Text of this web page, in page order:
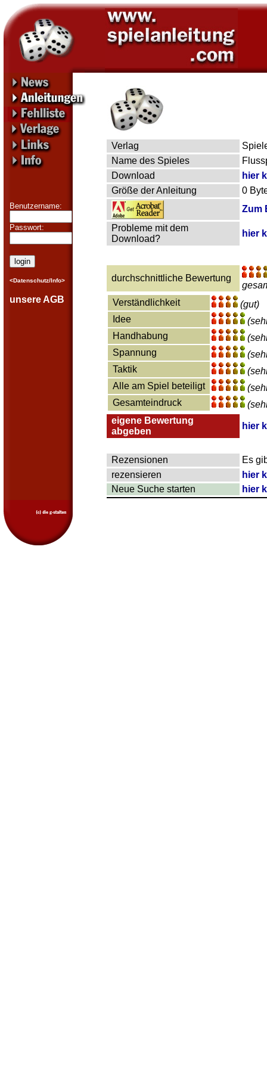
Benutzername:
Passwort:
<Datenschutz/Info>
unsere AGB
Verlag
Name des Spieles
Download
hier
Größe der Anleitung
0
Zum
Probleme mit dem
Download?
hier
durchschnittliche Bewertung
Verständlichkeit
(gut)
Idee
Handhabung
Spannung
Taktik
Alle am Spiel beteiligt
Gesamteindruck
eigene Bewertung
abgeben
hier
Rezensionen
Es
rezensieren
hier
Neue Suche starten
hier